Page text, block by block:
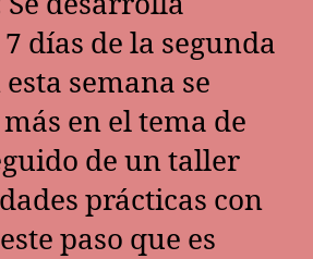
días de la segunda
semana se
en el tema de
de un taller
prácticas con
paso que es